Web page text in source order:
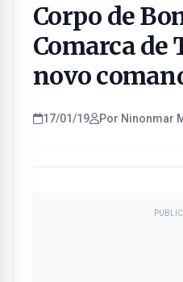
Corpo de
Comarca de
novo
17/01/19 Por Ninonmar